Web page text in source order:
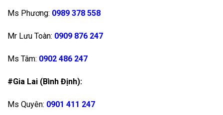
Ms Phương: 0989 378 558
Mr Lưu Toàn: 0909 876 247
Ms Tâm: 0902 486 247
#Gia Lai (Bình Định):
Ms Quyên: 0901 411 247